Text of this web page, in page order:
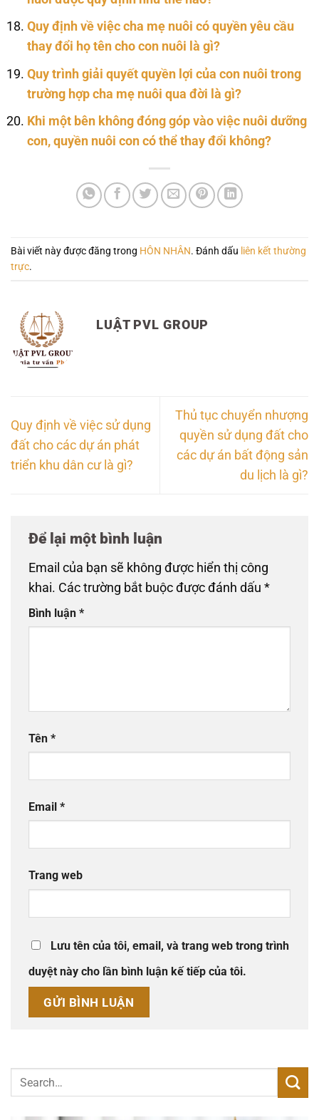
Quy định về việc cha mẹ nuôi có quyền yêu cầu
thay đổi họ tên cho con nuôi là gì?
Quy trình giải quyết quyền lợi của con nuôi trong
trường hợp cha mẹ nuôi qua đời là gì?
Khi một bên không đóng góp vào việc nuôi dưỡng
con, quyền nuôi con có thể thay đổi không?
Bài viết này được đăng trong HÔN NHÂN. Đánh dấu liên kết thường
trực.
LUẬT PVL GROUP
Quy định về việc sử dụng
đất cho các dự án phát
triển khu dân cư là gì?
Thủ tục chuyển nhượng
quyền sử dụng đất cho
các dự án bất động sản
du lịch là gì?
Để lại một bình luận
Email của bạn sẽ không được hiển thị công
khai. Các trường bắt buộc được đánh dấu *
Bình luận *
Tên *
Email *
Trang web
Lưu tên của tôi, email, và trang web trong trình
duyệt này cho lần bình luận kế tiếp của tôi.